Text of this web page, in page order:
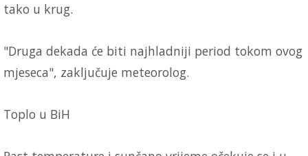
tako u krug.
"Druga dekada će biti najhladniji period tokom ovog
mjeseca", zaključuje meteorolog.
Toplo u BiH